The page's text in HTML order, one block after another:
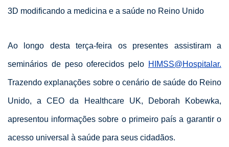
3D modificando a medicina e a saúde no Reino Unido
Ao longo desta terça-feira os presentes assistiram a
seminários de peso oferecidos pelo HIMSS@Hospitalar.
Trazendo explanações sobre o cenário de saúde do Reino
Unido, a CEO da Healthcare UK, Deborah Kobewka,
apresentou informações sobre o primeiro país a garantir o
acesso universal à saúde para seus cidadãos.